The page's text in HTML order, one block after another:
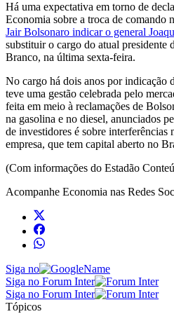
Há uma expectativa em torno de
Economia sobre a troca de comando
Jair Bolsonaro indicar o general
substituir o cargo do atual presidente
Branco, na última sexta-feira.
No cargo há dois anos por indicação
teve uma gestão celebrada pelo
feita em meio à reclamações de
na gasolina e no diesel, anunciados
de investidores é sobre interferências
empresa, que tem capital aberto no
(Com informações do Estadão
Acompanhe Economia nas Redes
Siga no
Siga no Forum Inter
Siga no Forum Inter
Tópicos